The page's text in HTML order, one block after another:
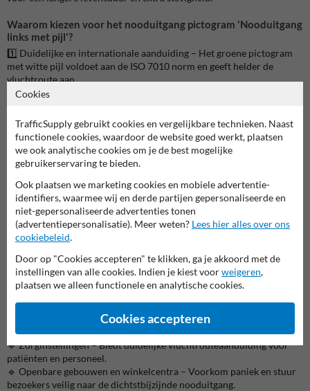
Waarom kiezen voor het nooduitgang pictogram 'Nooduitgang
links met pijl'?
1️⃣ Duidelijke en internationale aanduiding – Het groene pictogram
met witte pijl voldoet aan de ISO 7010 norm en geeft helder de
vluchtroute aan.
2️⃣ Beschikbaar als sticker, vlak bord of magneetbord – Kies de
3️⃣ Reflecterend voor extra zichtbaarheid – Dit pictogram is voorzien
van een reflecterende laag, waardoor het ook in het donker en bij
rookontwikkeling goed zichtbaar is.
4️⃣ Duurzaam en weerbestendig – De borden zijn gemaakt van
hoogwaardig aluminium met een beschermende coating, en de
stickers zijn water- en UV-bestendig.
5️⃣ Geschikt voor diverse locaties – Ideaal voor kantoorgebouwen,
scholen, zorginstellingen en openbare ruimtes.
Toepassingen van het nooduitgang pictogram 'Nooduitgang
Dit pictogram is essentieel in gebouwen waar een duidelijke
vluchtrouteaanduiding vereist is. Denk aan:
🔹 Kantoorgebouwen – Zorg voor een veilige evacuatie van
werknemers en bezoekers.
🔹 Scholen en universiteiten – Helpt studenten en personeel bij een
snelle en veilige ontruiming.
🔹 Zorginstellingen – Biedt duidelijke vluchtrouteaanduiding voor
patiënten en personeel.
🔹 Openbare gebouwen en winkelcentra – Voorkom paniek en stuur
bezoekers veilig naar de dichtstbijzijnde nooduitgang.
Cookies
TrafficSupply gebruikt cookies en vergelijkbare technieken. Naast
functionele cookies, waardoor de website goed werkt, plaatsen
we ook analytische cookies om je de best mogelijke
gebruikerservaring te bieden.
Ook plaatsen we marketing cookies en mobiele advertentie-
identifiers, waarmee wij en derde partijen gepersonaliseerde en
niet-gepersonaliseerde advertenties tonen
(advertentiepersonalisatie). Meer weten? Lees hier alles over ons
cookiebeleid.
Door op "Cookies accepteren" te klikken, ga je akkoord met de
instellingen van alle cookies. Indien je kiest voorweigeren,
plaatsen we alleen functionele en analytische cookies.
Cookies accepteren